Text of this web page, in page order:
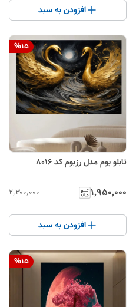
افزودن به سبد
%15
تابلو بوم مدل رزبوم کد 8016
۱٬۹۵۰٬۰۰۰ ۲٬۳۰۰٬۰۰۰
افزودن به سبد
%15